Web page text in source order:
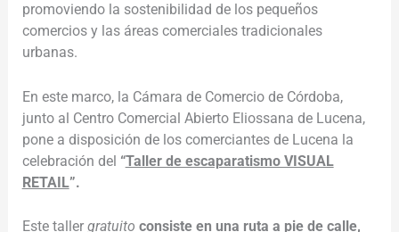
promoviendo la sostenibilidad de los pequeños
comercios y las áreas comerciales tradicionales
urbanas.
En este marco, la Cámara de Comercio de Córdoba,
junto al Centro Comercial Abierto Eliossana de Lucena,
pone a disposición de los comerciantes de Lucena la
celebración del “Taller de escaparatismo VISUAL
RETAIL”.
Este taller gratuito consiste en una ruta a pie de calle,